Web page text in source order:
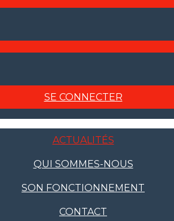
SE CONNECTER
ACTUALITÉS
QUI SOMMES-NOUS
SON FONCTIONNEMENT
CONTACT